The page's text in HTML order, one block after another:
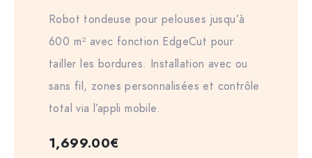
Robot tondeuse pour pelouses jusqu’à
600 m² avec fonction EdgeCut pour
tailler les bordures. Installation avec ou
sans fil, zones personnalisées et contrôle
total via l’appli mobile.
1,699.00€